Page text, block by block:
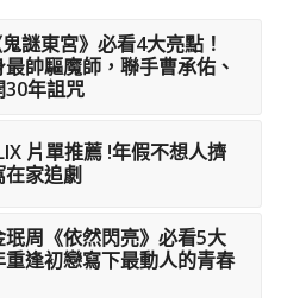
謎東宮》必看4大亮點！
帥驅魔師，聯手曹承佑、
30年詛咒
片單推薦 !年假不想人擠
家追劇
周《依然閃亮》必看5大
重逢初戀寫下最動人的青春